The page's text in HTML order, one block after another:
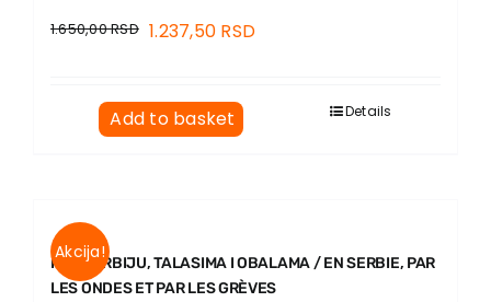
1.650,00RSD 1.237,50 RSD
Add to basket Details
Akcija!
KROZ SRBIJU, TALASIMA I OBALAMA / EN SERBIE, PAR
LES ONDES ET PAR LES GRÈVES